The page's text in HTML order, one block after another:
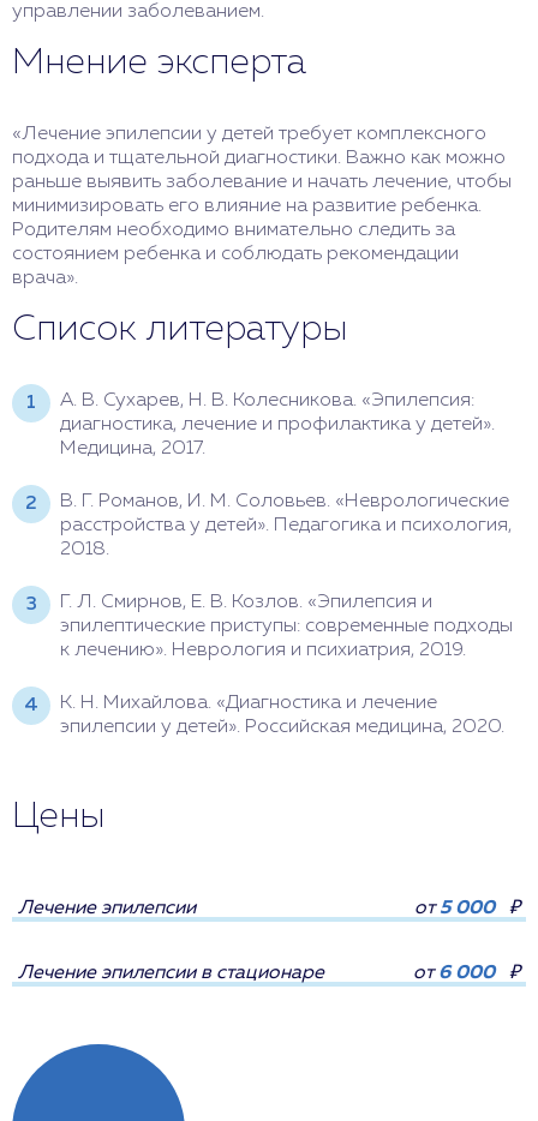
управлении заболеванием.
Мнение эксперта
«Лечение эпилепсии у детей требует комплексного
подхода и тщательной диагностики. Важно как можно
раньше выявить заболевание и начать лечение, чтобы
минимизировать его влияние на развитие ребенка.
Родителям необходимо внимательно следить за
состоянием ребенка и соблюдать рекомендации
врача».
Список литературы
А. В. Сухарев, Н. В. Колесникова. «Эпилепсия:
диагностика, лечение и профилактика у детей».
Медицина, 2017.
В. Г. Романов, И. М. Соловьев. «Неврологические
расстройства у детей». Педагогика и психология,
2018.
Г. Л. Смирнов, Е. В. Козлов. «Эпилепсия и
эпилептические приступы: современные подходы
к лечению». Неврология и психиатрия, 2019.
К. Н. Михайлова. «Диагностика и лечение
эпилепсии у детей». Российская медицина, 2020.
Цены
Лечение эпилепсии от5 000 ₽
Лечение эпилепсии в стационаре от6 000 ₽